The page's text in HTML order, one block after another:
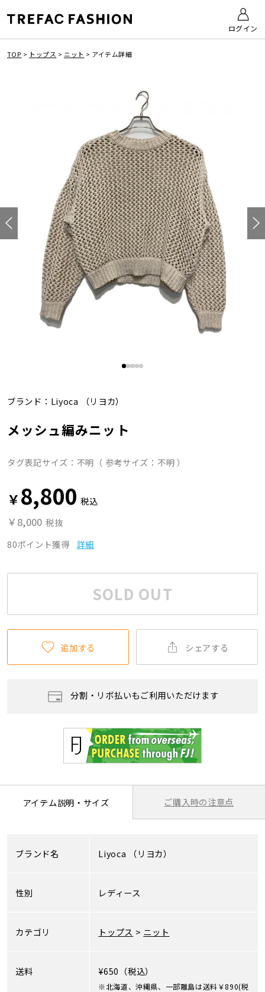
ログイン
TOP > トップス > ニット > アイテム詳細
ブランド： Liyoca （リヨカ）
メッシュ編みニット
タグ表記サイズ：不明（ 参考サイズ：不明 ）
￥8,800 税込
￥8,000 税抜
80ポイント獲得
詳細
SOLD OUT
追加する シェアする
分割・リボ払いもご利用いただけます
アイテム説明・サイズ ご購入時の注意点
ブランド名 Liyoca （リヨカ）
性別 レディース
カテゴリ トップス > ニット
送料 ¥650（税込）
※北海道、沖縄県、一部離島は送料￥890(税